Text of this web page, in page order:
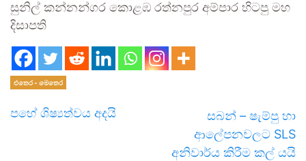
සුනිල් කන්නන්ගර කොළඹ රත්නපුර අම්පාර හිටපු මහ
දිසාපති
එතෙර - මෙතෙර
පහේ ශිෂ්‍යත්වය අදයි
සබන් – ෂැම්පු හා
ආලේපනවලට SLS
අනිවාර්ය කිරීම කල් යයි